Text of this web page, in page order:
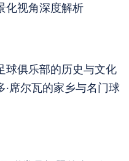
化视角深度解析
球俱乐部的历史与文化
·席尔瓦的家乡与名门球